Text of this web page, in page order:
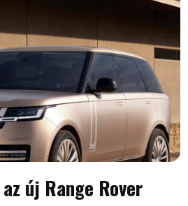
új Range Rover